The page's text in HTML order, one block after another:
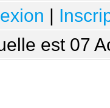
|
est 07